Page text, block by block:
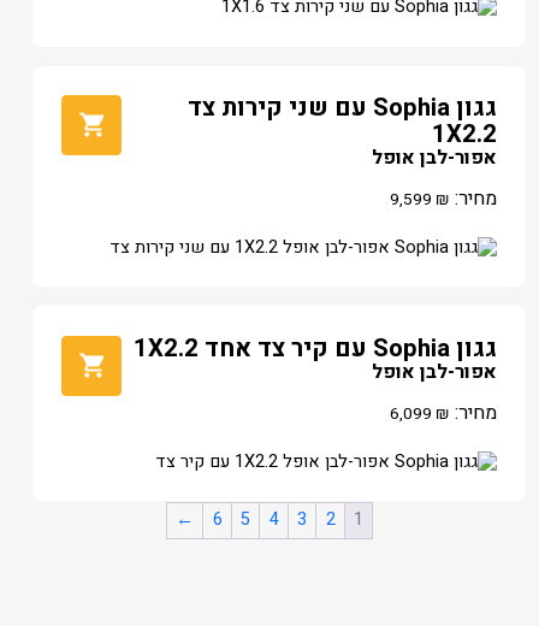
גגון Sophia עם שני קירות צד
1X2.2
אפור-לבן אופל
מחיר:
9,599 ₪
גגון Sophia עם קיר צד אחד 1X2.2
אפור-לבן אופל
מחיר:
6,099 ₪
1
2
3
4
5
6
←